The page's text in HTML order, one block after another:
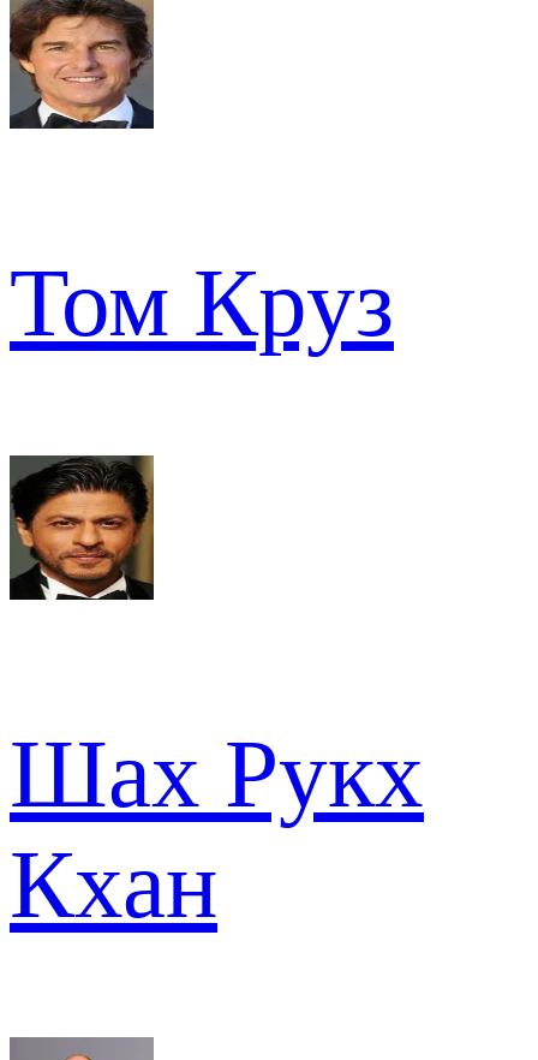
Том Круз
Шах Рукх
Кхан